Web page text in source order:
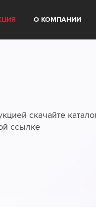
О КОМПАНИИ
скачайте
ссылке